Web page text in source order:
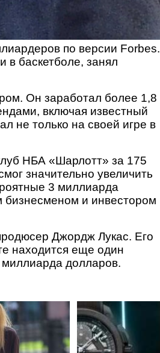
по версии Forbes.
баскетболе, занял
Он заработал более 1,8
включая известный
не только на своей игре в
НБА «Шарлотт» за 175
значительно увеличить
3 миллиарда
бизнесменом и инвестором
Джордж Лукас. Его
находится еще один
долларов.